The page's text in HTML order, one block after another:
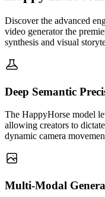
Discover the advanced
video generator the
synthesis and visual
Deep Semantic
The HappyHorse model
allowing creators to
dynamic camera
Multi-Modal